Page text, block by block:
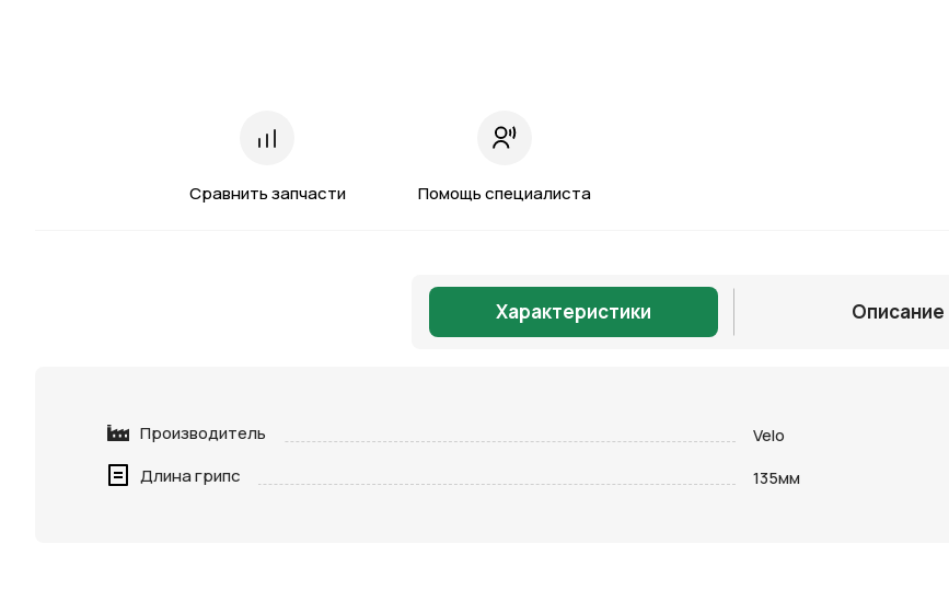
Сравнить запчасти Помощь специалиста
Характеристики Описание
Производитель
Velo
Длина грипс
135мм
Отправить
Нажимая на кнопку “Отправить заявку”, вы даетесогласие на обработку